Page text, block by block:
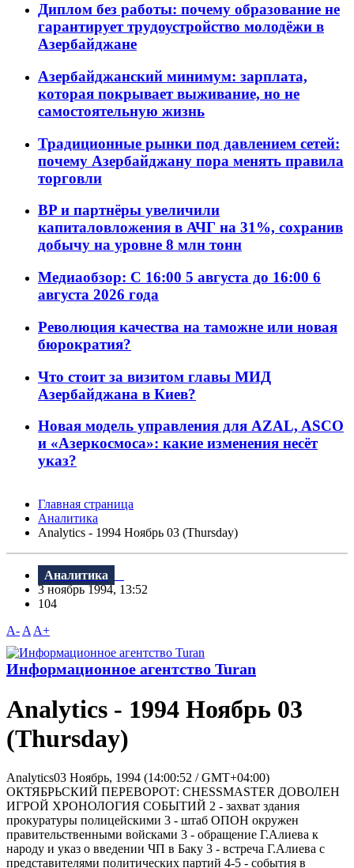
Диплом без работы: почему образование не
гарантирует трудоустройство молодёжи в
Азербайджане
Азербайджанский минимум: зарплата,
которая покрывает выживание, но не
самостоятельную жизнь
Традиционные рынки под давлением сетей:
почему Азербайджану пора менять правила
торговли
BP и партнёры увеличили
капиталовложения в АЧГ на 31%, сохранив
добычу на уровне 8 млн тонн
Медиаобзор: С 16:00 5 августа до 16:00 6
августа 2026 года
Революция качества на таможне или новая
бюрократия?
Что стоит за визитом главы МИД
Азербайджана в Киев?
Новая модель управления для AZAL, ASCO
и «Азеркосмоса»: какие изменения несёт
указ?
Главная страница
Аналитика
Analytics - 1994 Ноябрь 03 (Thursday)
Аналитика
3 ноябрь 1994, 13:52
104
A- A A+
Информационное агентство Turan
Analytics - 1994 Ноябрь 03
(Thursday)
Analytics03 Ноябрь, 1994 (14:00:52 / GMT+04:00)
ОКТЯБРЬСКИЙ ПЕРЕВОРОТ: CHESSMASTER ДОВОЛЕН
ИГРОЙ ХРОНОЛОГИЯ СОБЫТИЙ 2 - захват здания
прокуратуры полицейскими 3 - штаб ОПОН окружен
правительственными войсками 3 - обращение Г.Алиева к
народу и указ о введении ЧП в Баку 3 - встреча Г.Алиева с
представителями политических партий 4-5 - события в